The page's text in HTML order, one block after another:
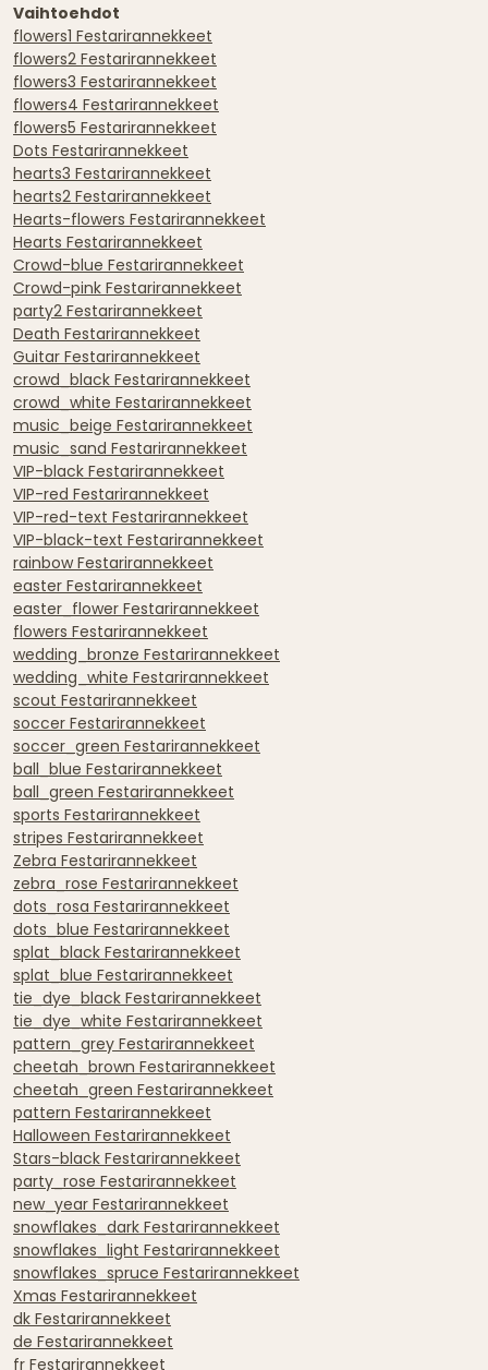
Vaihtoehdot
flowers1 Festarirannekkeet
flowers2 Festarirannekkeet
flowers3 Festarirannekkeet
flowers4 Festarirannekkeet
flowers5 Festarirannekkeet
Dots Festarirannekkeet
hearts3 Festarirannekkeet
hearts2 Festarirannekkeet
Hearts-flowers Festarirannekkeet
Hearts Festarirannekkeet
Crowd-blue Festarirannekkeet
Crowd-pink Festarirannekkeet
party2 Festarirannekkeet
Death Festarirannekkeet
Guitar Festarirannekkeet
crowd_black Festarirannekkeet
crowd_white Festarirannekkeet
music_beige Festarirannekkeet
music_sand Festarirannekkeet
VIP-black Festarirannekkeet
VIP-red Festarirannekkeet
VIP-red-text Festarirannekkeet
VIP-black-text Festarirannekkeet
rainbow Festarirannekkeet
easter Festarirannekkeet
easter_flower Festarirannekkeet
flowers Festarirannekkeet
wedding_bronze Festarirannekkeet
wedding_white Festarirannekkeet
scout Festarirannekkeet
soccer Festarirannekkeet
soccer_green Festarirannekkeet
ball_blue Festarirannekkeet
ball_green Festarirannekkeet
sports Festarirannekkeet
stripes Festarirannekkeet
Zebra Festarirannekkeet
zebra_rose Festarirannekkeet
dots_rosa Festarirannekkeet
dots_blue Festarirannekkeet
splat_black Festarirannekkeet
splat_blue Festarirannekkeet
tie_dye_black Festarirannekkeet
tie_dye_white Festarirannekkeet
pattern_grey Festarirannekkeet
cheetah_brown Festarirannekkeet
cheetah_green Festarirannekkeet
pattern Festarirannekkeet
Halloween Festarirannekkeet
Stars-black Festarirannekkeet
party_rose Festarirannekkeet
new_year Festarirannekkeet
snowflakes_dark Festarirannekkeet
snowflakes_light Festarirannekkeet
snowflakes_spruce Festarirannekkeet
Xmas Festarirannekkeet
dk Festarirannekkeet
de Festarirannekkeet
fr Festarirannekkeet